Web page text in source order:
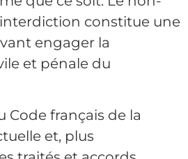
constitue une
engager la
et pénale du
Code français de la
et, plus